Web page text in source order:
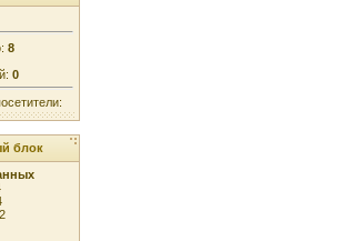
8
0
блок